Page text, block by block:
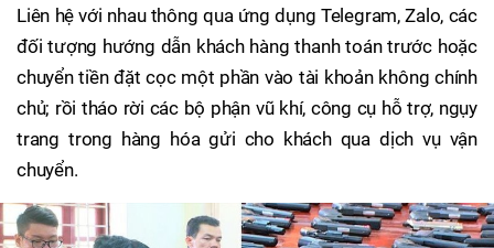
Liên hệ với nhau thông qua ứng dụng Telegram, Zalo, các
đối tượng hướng dẫn khách hàng thanh toán trước hoặc
chuyển tiền đặt cọc một phần vào tài khoản không chính
chủ; rồi tháo rời các bộ phận vũ khí, công cụ hỗ trợ, ngụy
trang trong hàng hóa gửi cho khách qua dịch vụ vận
chuyển.